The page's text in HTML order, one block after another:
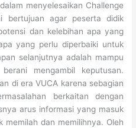
menyelesaikan Challenge
bertujuan agar peserta didik
dan kelebihan apa yang
yang perlu diperbaiki untuk
selanjutnya adalah mampu
mengambil keputusan.
di era VUCA karena sebagian
berkaitan dengan
arus informasi yang masuk
memilah dan memilihnya. Oleh